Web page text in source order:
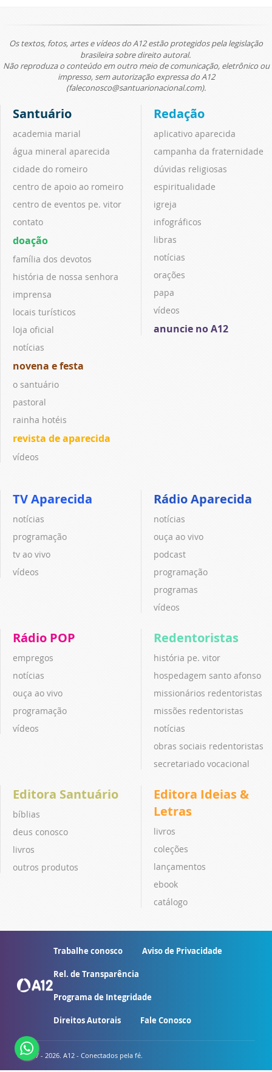
Os textos, fotos, artes e vídeos do A12 estão protegidos pela legislação
brasileira sobre direito autoral.
Não reproduza o conteúdo em outro meio de comunicação, eletrônico ou
impresso, sem autorização expressa do A12
(faleconosco@santuarionacional.com).
Santuário
academia marial
água mineral aparecida
cidade do romeiro
centro de apoio ao romeiro
centro de eventos pe. vitor
contato
doação
família dos devotos
história de nossa senhora
imprensa
locais turísticos
loja oficial
notícias
novena e festa
o santuário
pastoral
rainha hotéis
revista de aparecida
vídeos
Redação
aplicativo aparecida
campanha da fraternidade
dúvidas religiosas
espiritualidade
igreja
infográficos
libras
notícias
orações
papa
vídeos
anuncie no A12
TV Aparecida
notícias
programação
tv ao vivo
vídeos
Rádio Aparecida
notícias
ouça ao vivo
podcast
programação
programas
vídeos
Rádio POP
empregos
notícias
ouça ao vivo
programação
vídeos
Redentoristas
história pe. vitor
hospedagem santo afonso
missionários redentoristas
missões redentoristas
notícias
obras sociais redentoristas
secretariado vocacional
Editora Santuário
bíblias
deus conosco
livros
outros produtos
Editora Ideias &
Letras
livros
coleções
lançamentos
ebook
catálogo
Trabalhe conosco Aviso de Privacidade
Rel. de Transparência
Programa de Integridade
Direitos Autorais Fale Conosco
© 2007 - 2026. A12 - Conectados pela fé.